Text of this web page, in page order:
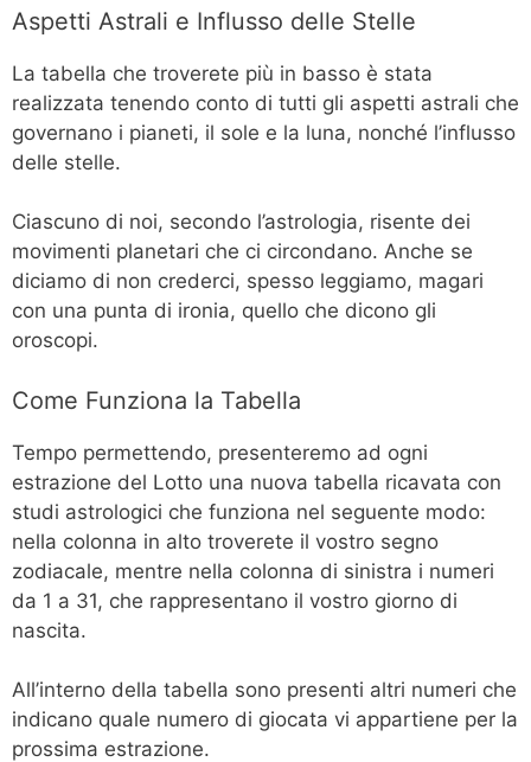
Aspetti Astrali e Influsso delle Stelle
La tabella che troverete più in basso è stata
realizzata tenendo conto di tutti gli aspetti astrali che
governano i pianeti, il sole e la luna, nonché l’influsso
delle stelle.
Ciascuno di noi, secondo l’astrologia, risente dei
movimenti planetari che ci circondano. Anche se
diciamo di non crederci, spesso leggiamo, magari
con una punta di ironia, quello che dicono gli
oroscopi.
Come Funziona la Tabella
Tempo permettendo, presenteremo ad ogni
estrazione del Lotto una nuova tabella ricavata con
studi astrologici che funziona nel seguente modo:
nella colonna in alto troverete il vostro segno
zodiacale, mentre nella colonna di sinistra i numeri
da 1 a 31, che rappresentano il vostro giorno di
nascita.
All’interno della tabella sono presenti altri numeri che
indicano quale numero di giocata vi appartiene per la
prossima estrazione.